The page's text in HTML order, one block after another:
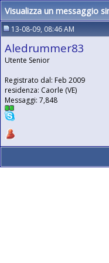
Visualizza un messaggio
13-08-09, 08:46 AM
Aledrummer83
Utente Senior
Registrato dal: Feb 2009
residenza: Caorle (VE)
Messaggi: 7,848